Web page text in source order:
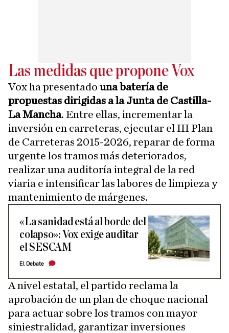
Las medidas que propone Vox
Vox ha presentado una batería de
propuestas dirigidas a la Junta de Castilla-
La Mancha. Entre ellas, incrementar la
inversión en carreteras, ejecutar el III Plan
de Carreteras 2015-2026, reparar de forma
urgente los tramos más deteriorados,
realizar una auditoría integral de la red
viaria e intensificar las labores de limpieza y
mantenimiento de márgenes.
«La sanidad está al borde del
colapso»: Vox exige auditar
el SESCAM
El Debate
A nivel estatal, el partido reclama la
aprobación de un plan de choque nacional
para actuar sobre los tramos con mayor
siniestralidad, garantizar inversiones